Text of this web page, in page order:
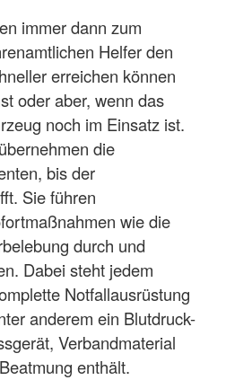
immer dann zum
Helfer den
erreichen können
oder aber, wenn das
noch im Einsatz ist.
die
bis der
Sie führen
wie die
durch und
Dabei steht jedem
Notfallausrüstung
anderem ein Blutdruck-
Verbandmaterial
enthält.